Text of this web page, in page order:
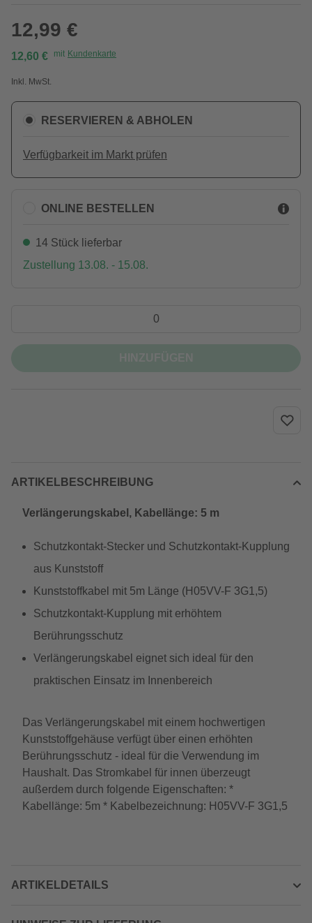
12,99 €
12,60 € mit Kundenkarte
Inkl. MwSt.
RESERVIEREN & ABHOLEN
Verfügbarkeit im Markt prüfen
ONLINE BESTELLEN
14 Stück lieferbar
Zustellung 13.08. - 15.08.
ARTIKELBESCHREIBUNG
Verlängerungskabel, Kabellänge: 5 m
Schutzkontakt-Stecker und Schutzkontakt-Kupplung
aus Kunststoff
Kunststoffkabel mit 5m Länge (H05VV-F 3G1,5)
Schutzkontakt-Kupplung mit erhöhtem
Berührungsschutz
Verlängerungskabel eignet sich ideal für den
praktischen Einsatz im Innenbereich
Das Verlängerungskabel mit einem hochwertigen
Kunststoffgehäuse verfügt über einen erhöhten
Berührungsschutz - ideal für die Verwendung im
Haushalt. Das Stromkabel für innen überzeugt
außerdem durch folgende Eigenschaften: *
Kabellänge: 5m * Kabelbezeichnung: H05VV-F 3G1,5
ARTIKELDETAILS